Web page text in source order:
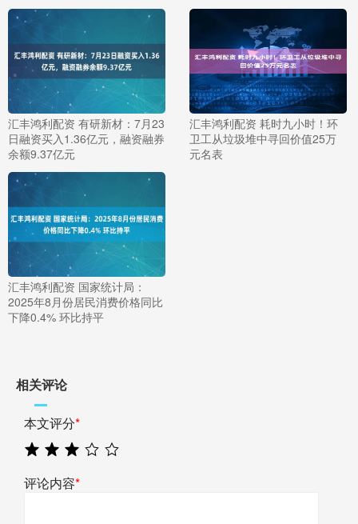
汇丰鸿利配资 有研新材：7月23
日融资买入1.36亿元，融资融券
余额9.37亿元
汇丰鸿利配资 耗时九小时！环
卫工从垃圾堆中寻回价值25万
元名表
汇丰鸿利配资 国家统计局：
2025年8月份居民消费价格同比
下降0.4% 环比持平
相关评论
本文评分*
评论内容*